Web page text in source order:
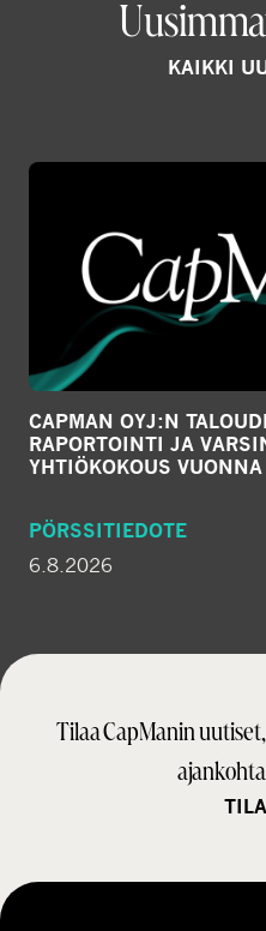
KAIKKI
CAPMAN OYJ:N
RAPORTOINTI JA
YHTIÖKOKOUS
PÖRSSITIEDOTE
6.8.2026
Tilaa CapManin